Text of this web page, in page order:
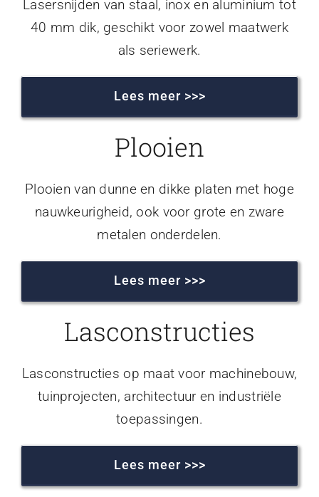
Lasersnijden van staal, inox en aluminium tot
40 mm dik, geschikt voor zowel maatwerk
als seriewerk.
Lees meer >>>
Plooien
Plooien van dunne en dikke platen met hoge
nauwkeurigheid, ook voor grote en zware
metalen onderdelen.
Lees meer >>>
Lasconstructies
Lasconstructies op maat voor machinebouw,
tuinprojecten, architectuur en industriële
toepassingen.
Lees meer >>>